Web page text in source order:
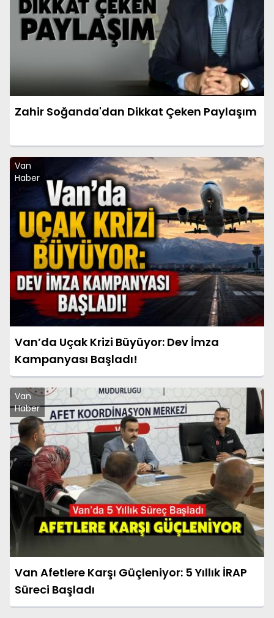
Zahir Soğanda'dan Dikkat Çeken Paylaşım
Van
Haber
Van’da Uçak Krizi Büyüyor: Dev İmza
Kampanyası Başladı!
Van
Haber
Van Afetlere Karşı Güçleniyor: 5 Yıllık İRAP
Süreci Başladı